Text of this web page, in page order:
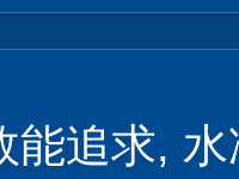
能追求,